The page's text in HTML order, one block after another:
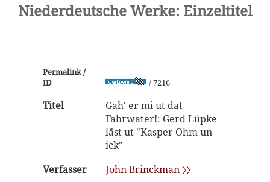
Niederdeutsche Werke: Einzeltitel
Permalink /
ID
/ 7216
Titel
Gah' er mi ut dat
Fahrwater!: Gerd Lüpke
läst ut "Kasper Ohm un
ick"
Verfasser
John Brinckman 〉〉